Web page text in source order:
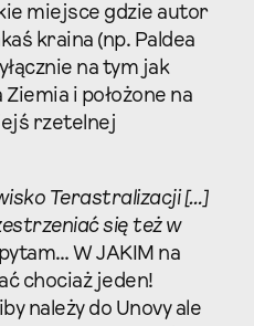
miejsce gdzie autor
kraina (np. Paldea
na tym jak
i położone na
rzetelnej
Terastralizacji […]
się też w
W JAKIM na
chociaż jeden!
należy do Unovy ale